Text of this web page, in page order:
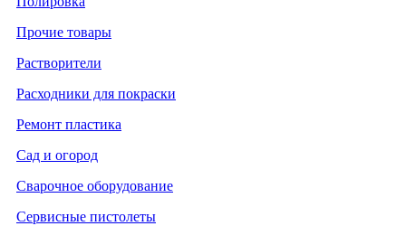
Прочие товары
Растворители
Расходники для покраски
Ремонт пластика
Сад и огород
Сварочное оборудование
Сервисные пистолеты